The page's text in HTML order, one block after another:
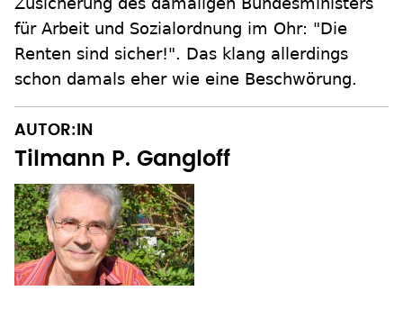
für Arbeit und Sozialordnung im Ohr: "Die
Renten sind sicher!". Das klang allerdings
schon damals eher wie eine Beschwörung.
AUTOR:IN
Tilmann P. Gangloff